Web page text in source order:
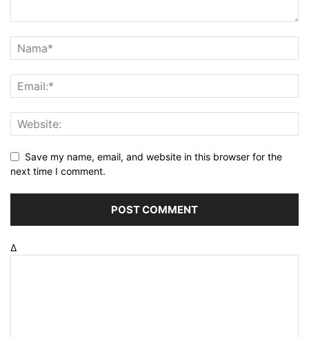
Save my name, email, and website in this browser for the
next time I comment.
Δ